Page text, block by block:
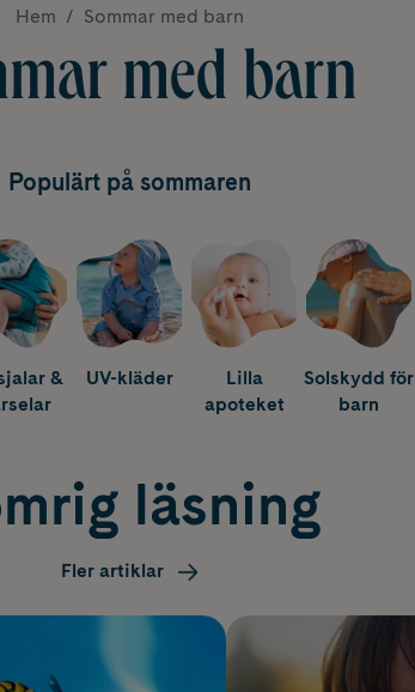
Hem Sommar med barn
med barn
Populärt på sommaren
&
UV-kläder
Lilla
apoteket
Solskydd för
barn
läsning
Fler artiklar